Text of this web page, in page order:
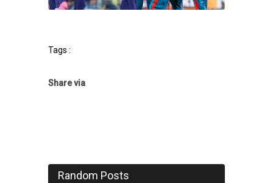
Tags :
Share via
Random Posts